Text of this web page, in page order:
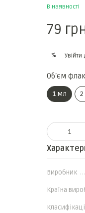
В наявності
79
% Увійти
Обʼєм
1 мл
Виробник
Країна